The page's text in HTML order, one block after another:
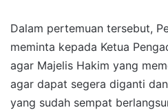
Dalam pertemuan tersebut,
meminta kepada Ketua
agar Majelis Hakim yang
agar dapat segera diganti
yang sudah sempat